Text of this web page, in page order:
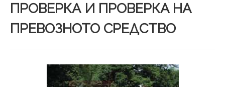
ПРОВЕРКА И ПРОВЕРКА НА
ПРЕВОЗНОТО СРЕДСТВО